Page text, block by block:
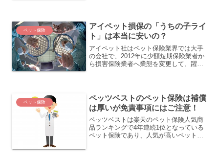
険についてよくネット調査...
ペット保険
アイペット損保の「うちの子ライ
ト」は本当に安いの？
アイペット社はペット保険業界では大手
の会社で、2012年に少額短期保険業者か
ら損害保険業者へ業態を変更して、躍進
扱っています。また、...
ペット保険
ペッツベストのペット保険は補償
は厚いが免責事項にはご注意！
ペッツベストは楽天のペット保険人気商
品ランキングで4年連続1位となっている
ペット保険であり、人気が高いペット保